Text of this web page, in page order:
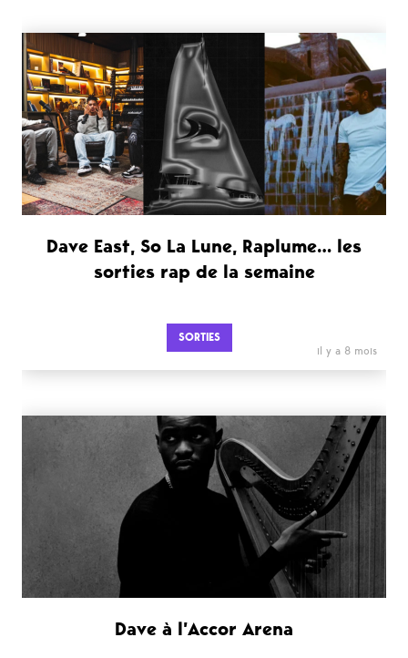
Dave East, So La Lune, Raplume… les
sorties rap de la semaine
SORTIES
il y a 8 mois
Dave à l’Accor Arena